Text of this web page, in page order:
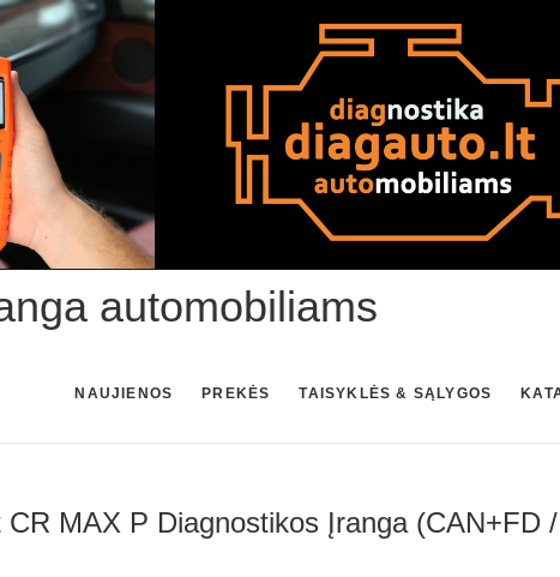
automobiliams
NAUJIENOS PREKĖS TAISYKLĖS & SĄLYGOS
CR MAX P Diagnostikos Įranga (CAN+FD